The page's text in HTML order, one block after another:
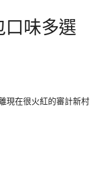
口味多選
現在很火紅的審計新村